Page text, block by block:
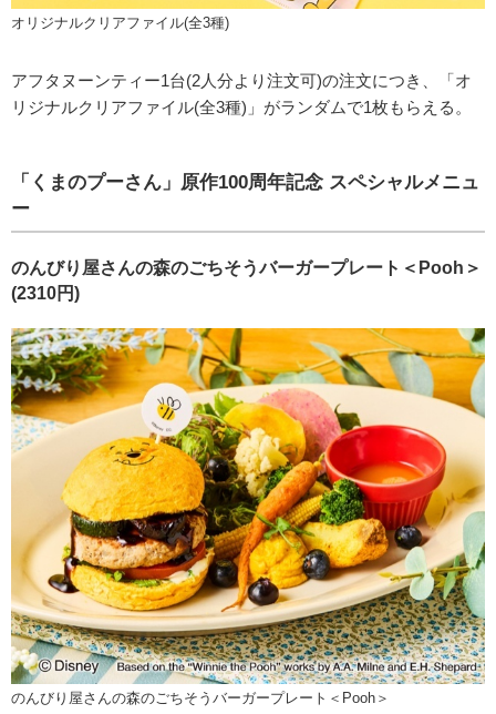
オリジナルクリアファイル(全3種)
アフタヌーンティー1台(2人分より注文可)の注文につき、「オ
リジナルクリアファイル(全3種)」がランダムで1枚もらえる。
「くまのプーさん」原作100周年記念 スペシャルメニュ
ー
のんびり屋さんの森のごちそうバーガープレート＜Pooh＞
(2310円)
のんびり屋さんの森のごちそうバーガープレート＜Pooh＞